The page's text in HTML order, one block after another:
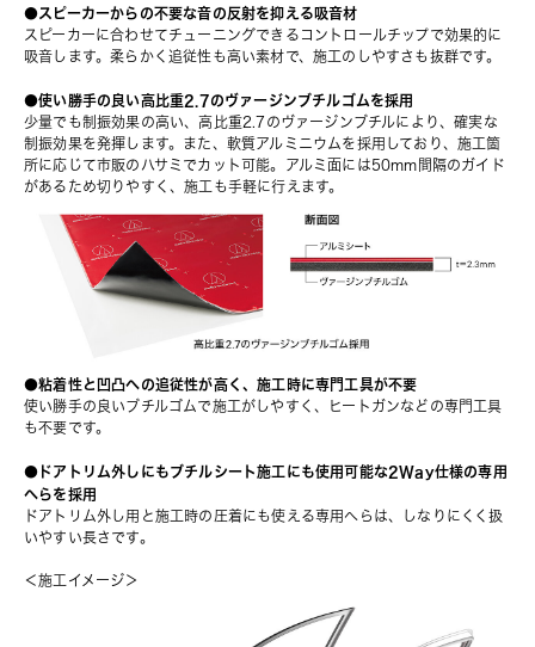
●スピーカーからの不要な⾳の反射を抑える吸⾳材
スピーカーに合わせてチューニングできるコントロールチップで効果的に
吸⾳します。柔らかく追従性も⾼い素材で、施⼯のしやすさも抜群です。
●使い勝手の良い高比重2.7のヴァージンブチルゴムを採用
少量でも制振効果の⾼い、⾼⽐重2.7のヴァージンブチルにより、確実な
制振効果を発揮します。また、軟質アルミニウムを採⽤しており、施⼯箇
所に応じて市販のハサミでカット可能。アルミ⾯には50mm間隔のガイド
があるため切りやすく、施⼯も⼿軽に⾏えます。
●粘着性と凹凸への追従性が高く、施工時に専門工具が不要
使い勝⼿の良いブチルゴムで施⼯がしやすく、ヒートガンなどの専⾨⼯具
も不要です。
●ドアトリム外しにもブチルシート施⼯にも使⽤可能な2Way仕様の専⽤
へらを採⽤
ドアトリム外し⽤と施⼯時の圧着にも使える専⽤へらは、しなりにくく扱
いやすい⻑さです。
＜施工イメージ＞